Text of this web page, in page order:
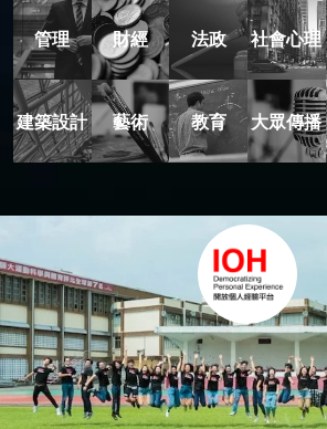
管理 財經 法政 社會心理
建築設計 藝術 教育 大眾傳播